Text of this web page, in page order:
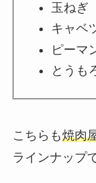
玉ねぎ
キャベ
ピーマ
とうも
こちらも焼肉
ラインナップ